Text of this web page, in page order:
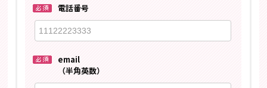
電話番号
email
（半角英数）